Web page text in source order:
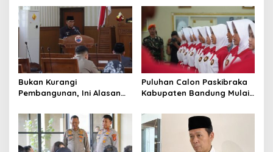
Pemerintah
Alternatif di Padalarang
Bukan Kurangi
Pembangunan, Ini Alasan
Pengurangan Belanja
Daerah
Puluhan Calon Paskibraka
Kabupaten Bandung Mulai